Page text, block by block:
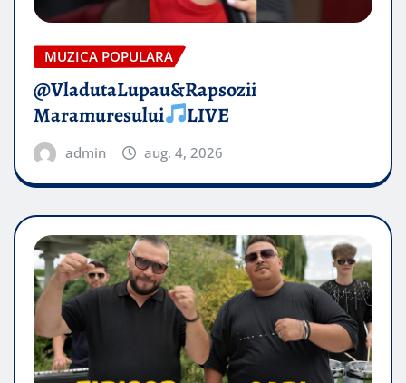
MUZICA POPULARA
@VladutaLupau&Rapsozii
Maramuresului
LIVE
admin aug. 4, 2026